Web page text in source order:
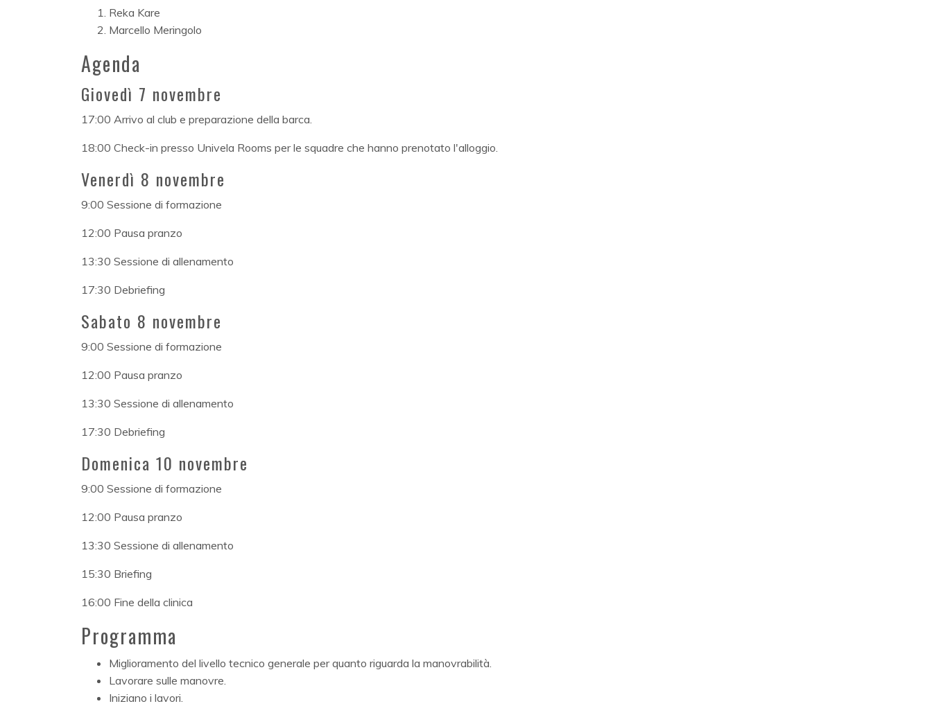
Reka Kare
Marcello Meringolo
Agenda
Giovedì 7 novembre
17:00 Arrivo al club e preparazione della barca.
18:00 Check-in presso Univela Rooms per le squadre che hanno prenotato l'alloggio.
Venerdì 8 novembre
9:00 Sessione di formazione
12:00 Pausa pranzo
13:30 Sessione di allenamento
17:30 Debriefing
Sabato 8 novembre
9:00 Sessione di formazione
12:00 Pausa pranzo
13:30 Sessione di allenamento
17:30 Debriefing
Domenica 10 novembre
9:00 Sessione di formazione
12:00 Pausa pranzo
13:30 Sessione di allenamento
15:30 Briefing
16:00 Fine della clinica
Programma
Miglioramento del livello tecnico generale per quanto riguarda la manovrabilità.
Lavorare sulle manovre.
Iniziano i lavori.